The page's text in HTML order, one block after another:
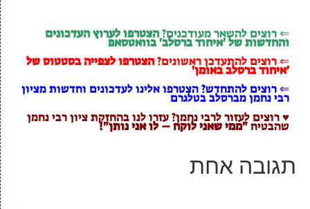
⇐ רוצים להשאר מעודכנים?הצטרפו לערוץ העדכונים
והחדשות של 'איחוד ברסלב' בוואטסאפ
⇐ רוצים להתעדכן ראשונים?הצטרפו לצפייה בסטטוס של
'איחוד ברסלב באומן'
⇐ רוצים להתחדש? הצטרפו אלינו לעדכונים וחדשות מציון
רבי נחמן מברסלב בטלגרם
♥ רוצים לעזור לרבי נחמן? עזרו לנו בהחזקת ציון רבי נחמן
שהבטיח"ממי שאני לוקח – לו אני נותן"!
תגובה אחת